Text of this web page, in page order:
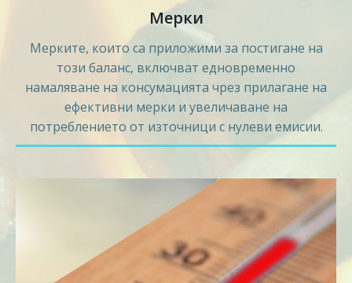
Мерки
Мерките, които са приложими за постигане на
този баланс, включват едновременно
намаляване на консумацията чрез прилагане на
ефективни мерки и увеличаване на
потреблението от източници с нулеви емисии.